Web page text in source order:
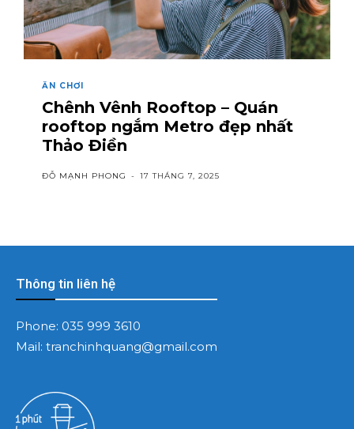
ĂN CHƠI
Chênh Vênh Rooftop – Quán
rooftop ngắm Metro đẹp nhất
Thảo Điền
ĐỖ MẠNH PHONG - 17 THÁNG 7, 2025
Thông tin liên hệ
Phone: 035 999 3610
Mail: tranchinhquang@gmail.com